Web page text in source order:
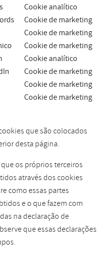
Cookie analítico
Cookie de marketing
Cookie de marketing
Cookie de marketing
Cookie analítico
Cookie de marketing
Cookie de marketing
Cookie de marketing
que são colocados
desta página.
os próprios terceiros
através dos cookies
como essas partes
e o que fazem com
na declaração de
que essas declarações